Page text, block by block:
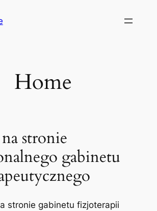
Home
stronie
gabinetu
stronie gabinetu fizjoterapii